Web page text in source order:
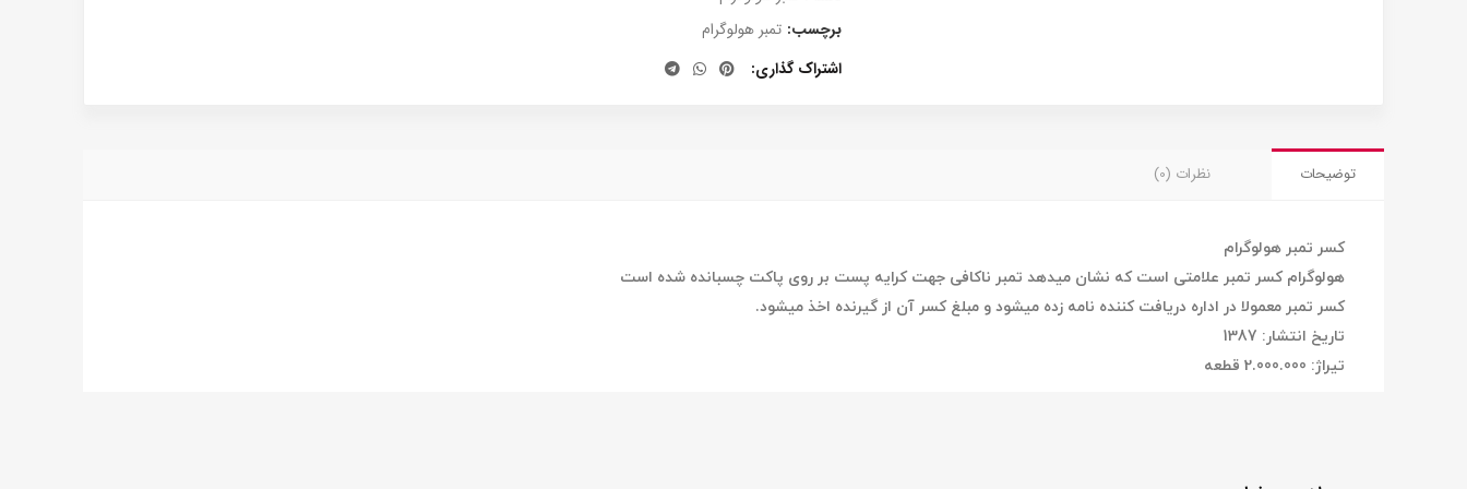
برچسب: تمبر هولوگرام
اشتراک گذاری
توضیحات نظرات (0)
کسر تمبر هولوگرام
هولوگرام کسر تمبر علامتی است که نشان میدهد تمبر ناکافی جهت کرایه پست بر روی پاکت چسبانده شده است
کسر تمبر معمولا در اداره دریافت کننده نامه زده میشود و مبلغ کسر آن از گیرنده اخذ میشود.
تاریخ انتشار: 1387
تیراژ: 2.000.000 قطعه